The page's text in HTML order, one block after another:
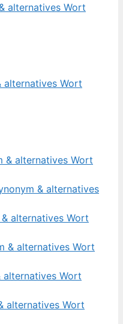
alternatives Wort
alternatives Wort
& alternatives Wort
& alternatives
alternatives Wort
& alternatives Wort
alternatives Wort
alternatives Wort